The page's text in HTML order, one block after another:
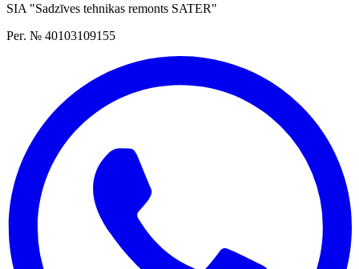
SIA "Sadzīves tehnikas remonts SATER"
Рег. № 40103109155